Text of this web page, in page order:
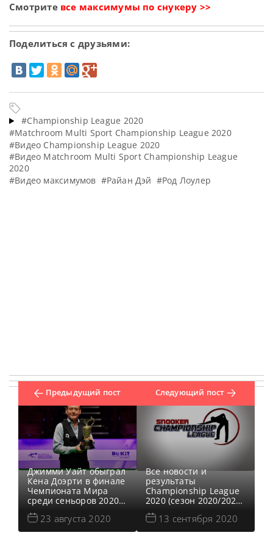
Смотрите все максимумы по снукеру >>
Поделиться с друзьями:
#Championship League 2020
#Matchroom Multi Sport Championship League 2020
#Видео Championship League 2020
#Видео Matchroom Multi Sport Championship League
2020
#Видео максимумов #Райан Дэй #Род Лоулер
Предыдущий пост
Джимми Уайт обыграл
Кена Доэрти в финале
Чемпионата Мира
среди сеньоров 2020,
сообщает Snooker HQ.
Все новости и
результаты
23 августа 2020
Следующий пост
Все новости и
результаты
Championship League
2020 (сезон 2020/2021)
Результаты
Championship League
2020 (сезон 2020/2021)
13 сентября 2020